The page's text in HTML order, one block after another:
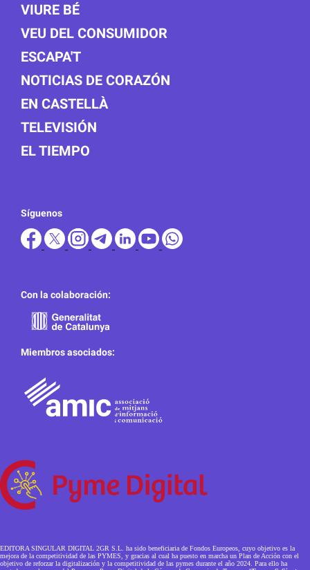
VIURE BÉ
VEU DEL CONSUMIDOR
ESCAPA'T
NOTICIAS DE CORAZÓN
EN CASTELLÀ
TELEVISIÓN
EL TIEMPO
Síguenos
Con la colaboración:
Miembros asociados:
EDITORA SINGULAR DIGITAL 2GR S.L. ha sido beneficiaria de Fondos Europeos, cuyo objetivo es la
mejora de la competitividad de las PYMES, y gracias al cual ha puesto en marcha un Plan de Acción con el
objetivo de reforzar la digitalización y la competitividad de las pymes durante el año 2024. Para ello ha